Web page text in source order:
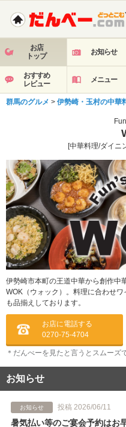
お店
トップ
お知らせ
おすすめ
レビュー
メニュー
群馬のグルメ > 伊勢崎・玉村の中華
[中華料理/ダイニ
伊勢崎市本町の王道中華から創作中
WOK（ウォック）。料理に合わせ
も品揃えしております。
お店に電話する
0270-75-4704
＊だんべーを見たと言うとスムーズ
お知らせ
お知らせ 投稿 2026/06/11
暑気払い等のご宴会予約はお